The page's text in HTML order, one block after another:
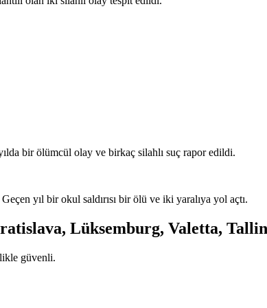
bir ölümcül olay ve birkaç silahlı suç rapor edildi.
yıl bir okul saldırısı bir ölü ve iki yaralıya yol açtı.
Lüksemburg, Valetta,
güvenli.